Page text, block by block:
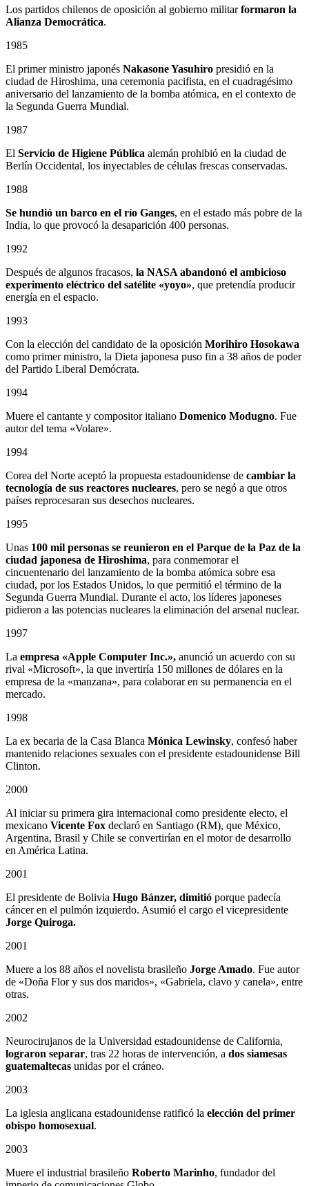
Los partidos chilenos de oposición al gobierno militarformaron la
Alianza Democrática.
1985
El primer ministro japonés Nakasone Yasuhiro presidió en la
ciudad de Hiroshima, una ceremonia pacifista, en el cuadragésimo
aniversario del lanzamiento de la bomba atómica, en el contexto de
la Segunda Guerra Mundial.
1987
El Servicio de Higiene Pública alemán prohibió en la ciudad de
Berlín Occidental, los inyectables de células frescas conservadas.
1988
Se hundió un barco en el río Ganges, en el estado más pobre de la
India, lo que provocó la desaparición 400 personas.
1992
Después de algunos fracasos, la NASA abandonó el ambicioso
experimento eléctrico del satélite «yoyo», que pretendía producir
energía en el espacio.
1993
Con la elección del candidato de la oposición Morihiro Hosokawa
como primer ministro, la Dieta japonesa puso fin a 38 años de poder
del Partido Liberal Demócrata.
1994
Muere el cantante y compositor italiano Domenico Modugno. Fue
autor del tema «Volare».
1994
Corea del Norte aceptó la propuesta estadounidense de cambiar la
tecnología de sus reactores nucleares, pero se negó a que otros
países reprocesaran sus desechos nucleares.
1995
Unas 100 mil personas se reunieron en el Parque de la Paz de la
ciudad japonesa de Hiroshima, para conmemorar el
cincuentenario del lanzamiento de la bomba atómica sobre esa
ciudad, por los Estados Unidos, lo que permitió el término de la
Segunda Guerra Mundial. Durante el acto, los líderes japoneses
pidieron a las potencias nucleares la eliminación del arsenal nuclear.
1997
La empresa «Apple Computer Inc.», anunció un acuerdo con su
rival «Microsoft», la que invertiría 150 millones de dólares en la
empresa de la «manzana», para colaborar en su permanencia en el
mercado.
1998
La ex becaria de la Casa Blanca Mónica Lewinsky, confesó haber
mantenido relaciones sexuales con el presidente estadounidense Bill
Clinton.
2000
Al iniciar su primera gira internacional como presidente electo, el
mexicano Vicente Fox declaró en Santiago (RM), que México,
Argentina, Brasil y Chile se convertirían en el motor de desarrollo
en América Latina.
2001
El presidente de Bolivia Hugo Bánzer, dimitió porque padecía
cáncer en el pulmón izquierdo. Asumió el cargo el vicepresidente
Jorge Quiroga.
2001
Muere a los 88 años el novelista brasileño Jorge Amado. Fue autor
de «Doña Flor y sus dos maridos», «Gabriela, clavo y canela», entre
otras.
2002
Neurocirujanos de la Universidad estadounidense de California,
lograron separar, tras 22 horas de intervención, a dos siamesas
guatemaltecas unidas por el cráneo.
2003
La iglesia anglicana estadounidense ratificó la elección del primer
obispo homosexual.
2003
Muere el industrial brasileño Roberto Marinho, fundador del